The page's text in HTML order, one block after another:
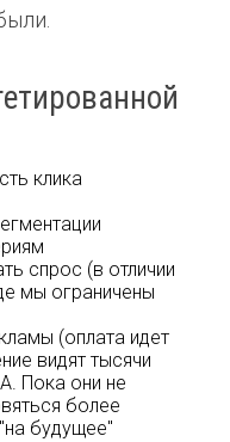
клика
спрос (в отличии
мы ограничены
(оплата идет
видят тысячи
Пока они не
более
будущее"